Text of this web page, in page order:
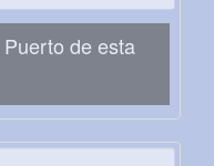
de esta